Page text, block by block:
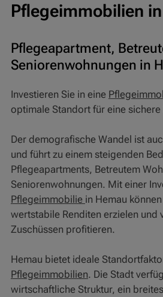
Pflegeimmobilien
Pflegeapartment,
Seniorenwohnungen in
Investieren Sie in eine
optimale Standort für eine
Der demografische Wandel ist
und führt zu einem steigenden
Pflegeapartments, Betreutem
Seniorenwohnungen. Mit einer
Pflegeimmobilie in Hemau
wertstabile Renditen erzielen und
Zuschüssen profitieren.
Hemau bietet ideale
Pflegeimmobilien. Die Stadt
wirtschaftliche Struktur, ein